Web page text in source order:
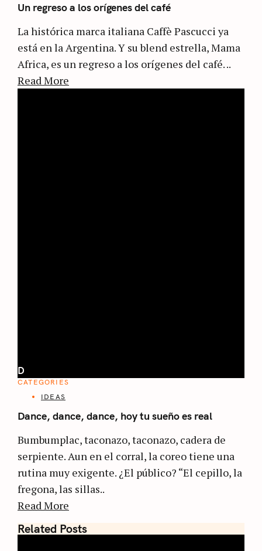
Un regreso a los orígenes del café
La histórica marca italiana Caffè Pascucci ya
está en la Argentina. Y su blend estrella, Mama
Africa, es un regreso a los orígenes del café. ..
Read More
D
CATEGORIES
IDEAS
Dance, dance, dance, hoy tu sueño es real
Bumbumplac, taconazo, taconazo, cadera de
serpiente. Aun en el corral, la coreo tiene una
rutina muy exigente. ¿El público? “El cepillo, la
fregona, las sillas..
Read More
Related Posts